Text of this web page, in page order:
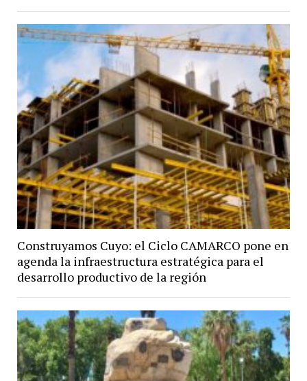
Construyamos Cuyo: el Ciclo CAMARCO pone en
agenda la infraestructura estratégica para el
desarrollo productivo de la región